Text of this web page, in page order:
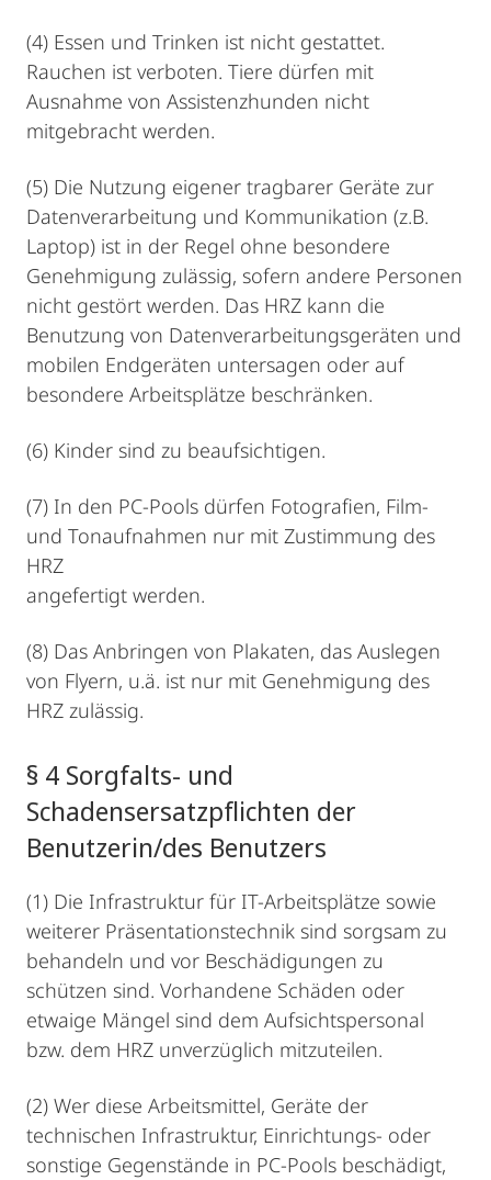
(4) Essen und Trinken ist nicht gestattet.
Rauchen ist verboten. Tiere dürfen mit
Ausnahme von Assistenzhunden nicht
mitgebracht werden.
(5) Die Nutzung eigener tragbarer Geräte zur
Datenverarbeitung und Kommunikation (z.B.
Laptop) ist in der Regel ohne besondere
Genehmigung zulässig, sofern andere Personen
nicht gestört werden. Das HRZ kann die
Benutzung von Datenverarbeitungsgeräten und
mobilen Endgeräten untersagen oder auf
besondere Arbeitsplätze beschränken.
(6) Kinder sind zu beaufsichtigen.
(7) In den PC-Pools dürfen Fotografien, Film-
und Tonaufnahmen nur mit Zustimmung des
HRZ
angefertigt werden.
(8) Das Anbringen von Plakaten, das Auslegen
von Flyern, u.ä. ist nur mit Genehmigung des
HRZ zulässig.
§ 4 Sorgfalts- und
Schadensersatzpflichten der
Benutzerin/des Benutzers
(1) Die Infrastruktur für IT-Arbeitsplätze sowie
weiterer Präsentationstechnik sind sorgsam zu
behandeln und vor Beschädigungen zu
schützen sind. Vorhandene Schäden oder
etwaige Mängel sind dem Aufsichtspersonal
bzw. dem HRZ unverzüglich mitzuteilen.
(2) Wer diese Arbeitsmittel, Geräte der
technischen Infrastruktur, Einrichtungs- oder
sonstige Gegenstände in PC-Pools beschädigt,